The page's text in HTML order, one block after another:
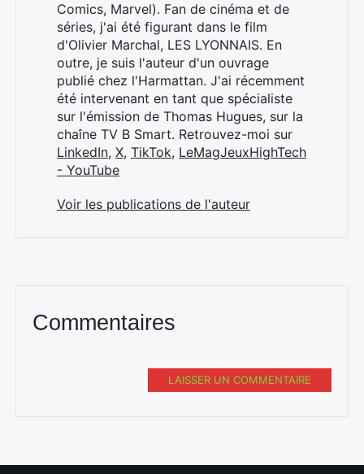
Comics, Marvel). Fan de cinéma et de
séries, j'ai été figurant dans le film
d'Olivier Marchal, LES LYONNAIS. En
outre, je suis l'auteur d'un ouvrage
publié chez l'Harmattan. J'ai récemment
été intervenant en tant que spécialiste
sur l'émission de Thomas Hugues, sur la
chaîne TV B Smart. Retrouvez-moi sur
LinkedIn, X, TikTok, LeMagJeuxHighTech
- YouTube
Voir les publications de l'auteur
Commentaires
LAISSER UN COMMENTAIRE